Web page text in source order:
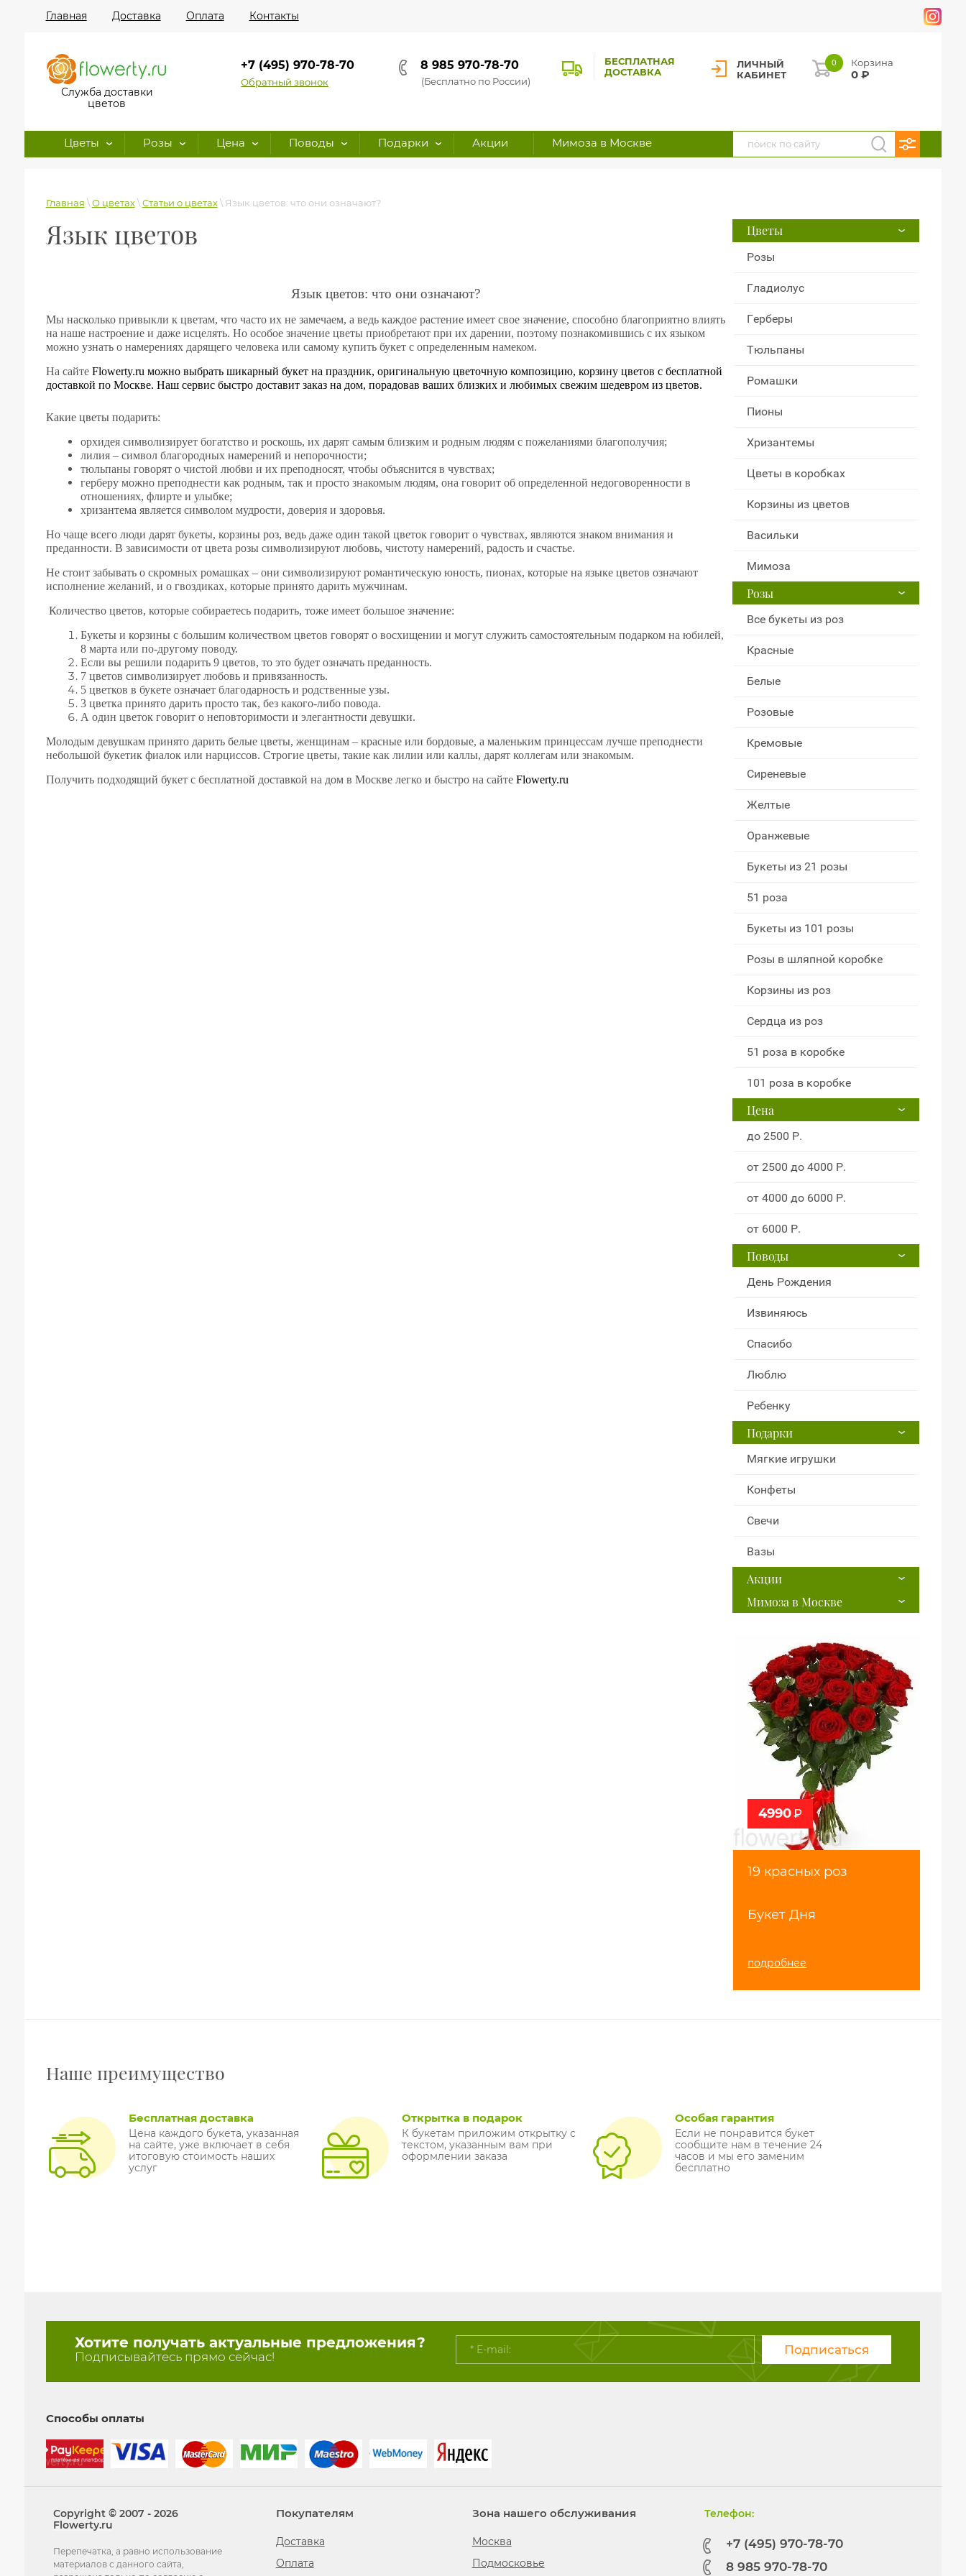
Главная Доставка Оплата Контакты
Служба доставки
цветов
+7 (495) 970-78-70
Обратный звонок
8 985 970-78-70
(Бесплатно по России)
БЕСПЛАТНАЯ
ДОСТАВКА
ЛИЧНЫЙ
КАБИНЕТ
0 Корзина
0₽
Цветы Розы Цена Поводы Подарки Акции Мимоза в Москве
Главная \О цветах\Статьи о цветах\ Язык цветов: что они означают?
Язык цветов
Язык цветов: что они означают?
Мы насколько привыкли к цветам, что часто их не замечаем, а ведь каждое растение имеет свое значение, способно благоприятно влиять
на наше настроение и даже исцелять. Но особое значение цветы приобретают при их дарении, поэтому познакомившись с их языком
можно узнать о намерениях дарящего человека или самому купить букет с определенным намеком.
На сайте Flowerty.ru можно выбрать шикарный букет на праздник, оригинальную цветочную композицию, корзину цветов с бесплатной
доставкой по Москве. Наш сервис быстро доставит заказ на дом, порадовав ваших близких и любимых свежим шедевром из цветов.
Какие цветы подарить:
орхидея символизирует богатство и роскошь, их дарят самым близким и родным людям с пожеланиями благополучия;
лилия – символ благородных намерений и непорочности;
тюльпаны говорят о чистой любви и их преподносят, чтобы объяснится в чувствах;
герберу можно преподнести как родным, так и просто знакомым людям, она говорит об определенной недоговоренности в
отношениях, флирте и улыбке;
хризантема является символом мудрости, доверия и здоровья.
Но чаще всего люди дарят букеты, корзины роз, ведь даже один такой цветок говорит о чувствах, являются знаком внимания и
преданности. В зависимости от цвета розы символизируют любовь, чистоту намерений, радость и счастье.
Не стоит забывать о скромных ромашках – они символизируют романтическую юность, пионах, которые на языке цветов означают
исполнение желаний, и о гвоздиках, которые принято дарить мужчинам.
Количество цветов, которые собираетесь подарить, тоже имеет большое значение:
Букеты и корзины с большим количеством цветов говорят о восхищении и могут служить самостоятельным подарком на юбилей,
8 марта или по-другому поводу.
Если вы решили подарить 9 цветов, то это будет означать преданность.
7 цветов символизирует любовь и привязанность.
5 цветков в букете означает благодарность и родственные узы.
3 цветка принято дарить просто так, без какого-либо повода.
А один цветок говорит о неповторимости и элегантности девушки.
Молодым девушкам принято дарить белые цветы, женщинам – красные или бордовые, а маленьким принцессам лучше преподнести
небольшой букетик фиалок или нарциссов. Строгие цветы, такие как лилии или каллы, дарят коллегам или знакомым.
Получить подходящий букет с бесплатной доставкой на дом в Москве легко и быстро на сайте Flowerty.ru
Цветы
Розы
Гладиолус
Герберы
Тюльпаны
Ромашки
Пионы
Хризантемы
Цветы в коробках
Корзины из цветов
Васильки
Мимоза
Розы
Все букеты из роз
Красные
Белые
Розовые
Кремовые
Сиреневые
Желтые
Оранжевые
Букеты из 21 розы
51 роза
Букеты из 101 розы
Розы в шляпной коробке
Корзины из роз
Сердца из роз
51 роза в коробке
101 роза в коробке
Цена
до 2500 Р.
от 2500 до 4000 Р.
от 4000 до 6000 Р.
от 6000 Р.
Поводы
День Рождения
Извиняюсь
Спасибо
Люблю
Ребенку
Подарки
Мягкие игрушки
Конфеты
Свечи
Вазы
Акции
Мимоза в Москве
4990₽
19 красных роз
Букет Дня
подробнее
Наше преимущество
Бесплатная доставка
Цена каждого букета, указанная
на сайте, уже включает в себя
итоговую стоимость наших
услуг
Открытка в подарок
К букетам приложим открытку с
текстом, указанным вам при
оформлении заказа
Особая гарантия
Если не понравится букет
сообщите нам в течение 24
часов и мы его заменим
бесплатно
Хотите получать актуальные предложения?
Подписывайтесь прямо сейчас! Подписаться
Способы оплаты
Copyright © 2007 - 2026
Flowerty.ru
Перепечатка, а равно использование
материалов с данного сайта,
Покупателям
Доставка
Оплата
Зона нашего обслуживания
Москва
Подмосковье
Телефон:
+7 (495) 970-78-70
8 985 970-78-70